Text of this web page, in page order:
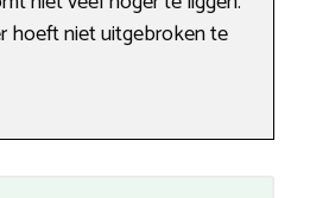
hoeft niet uitgebroken te